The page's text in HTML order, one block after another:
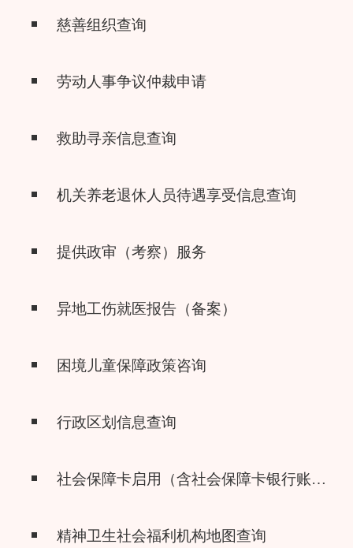
慈善组织查询
劳动人事争议仲裁申请
救助寻亲信息查询
机关养老退休人员待遇享受信息查询
提供政审（考察）服务
异地工伤就医报告（备案）
困境儿童保障政策咨询
行政区划信息查询
社会保障卡启用（含社会保障卡银行账户激活）
精神卫生社会福利机构地图查询